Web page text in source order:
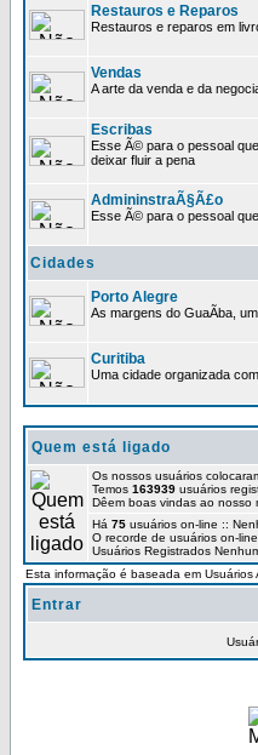
Restauros e Reparos
Restauros e reparos em
Vendas
A arte da venda e da
Escribas
Esse Ã© para o pessoal
deixar fluir a pena
AdmininstraÃ§Ã£o
Esse Ã© para o pessoal
Cidades
Porto Alegre
As margens do GuaÃ­ba,
Curitiba
Uma cidade organizada
Quem está ligado
Os nossos usuários
Temos 163939 usuários
Dêem boas vindas ao nosso
Há 75 usuários on-line ::
O recorde de usuários on-
Usuários Registrados
Esta informação é baseada em Usuários
Entrar